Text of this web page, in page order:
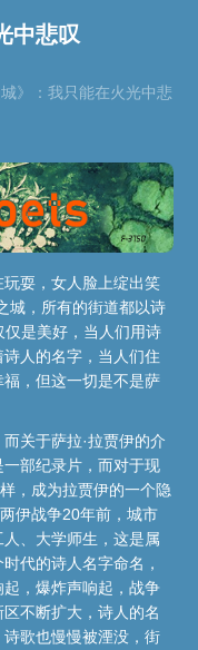
中悲叹
城》：我只能在火光中悲
耍，女人脸上绽出笑
城，所有的街道都以诗
仅是美好，当人们用诗
人的名字，当人们住
，但这一切是不是萨
关于萨拉·拉贾伊的介
部纪录片，而对于现
，成为拉贾伊的一个隐
伊战争20年前，城市
、大学师生，这是属
代的诗人名字命名，
，爆炸声响起，战争
不断扩大，诗人的名
歌也慢慢被湮没，街